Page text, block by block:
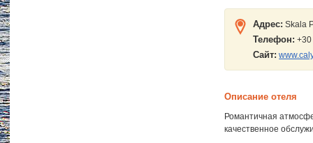
Адрес: Skala
Телефон:
Сайт:
Описание отеля
Романтичная
качественное